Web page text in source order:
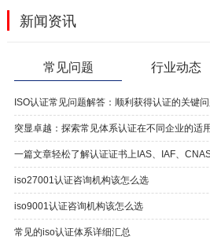
新闻资讯
常见问题 行业动态
ISO认证常见问题解答：顺利获得认证的关键
突显卓越：探索常见体系认证在不同企业的适
一篇文章轻松了解认证证书上IAS、IAF、
iso27001认证咨询机构该怎么选
iso9001认证咨询机构该怎么选
常见的iso认证体系详细汇总